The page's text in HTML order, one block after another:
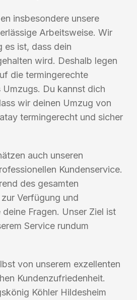
insbesondere unsere
Arbeitsweise. Wir
es ist, dass dein
wird. Deshalb legen
die termingerechte
Du kannst dich
wir deinen Umzug von
termingerecht und sicher
auch unseren
Kundenservice.
des gesamten
Verfügung und
Fragen. Unser Ziel ist
Service rundum
von unserem exzellenten
Kundenzufriedenheit.
Köhler Hildesheim